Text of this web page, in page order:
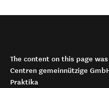
The content on this page
Centren gemeinnützige
Praktika